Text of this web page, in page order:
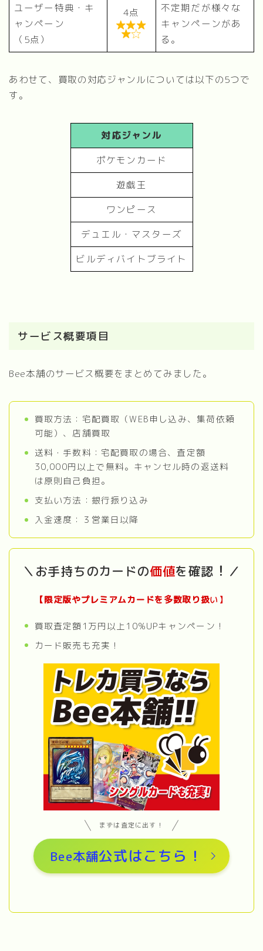
ユーザー特典・キ
ャンペーン
（5点）
4点


不定期だが様々な
キャンペーンがあ
る。
あわせて、買取の対応ジャンルについては以下の5つで
す。
対応ジャンル
ポケモンカード
遊戯王
ワンピース
デュエル・マスターズ
ビルディバイトブライト
サービス概要項目
Bee本舗のサービス概要をまとめてみました。
買取方法：宅配買取（WEB申し込み、集荷依頼
可能）、店舗買取
送料・手数料：宅配買取の場合、査定額
30,000円以上で無料。キャンセル時の返送料
は原則自己負担。
支払い方法：銀行振り込み
入金速度：３営業日以降
＼お手持ちのカードの価値を確認 ！ ／
【限定版やプレミアムカードを多数取り扱い 】
買取査定額1万円以上10%UPキャンペーン！
カード販売も充実！
まずは査定に出す！
Bee本舗公式はこちら ！